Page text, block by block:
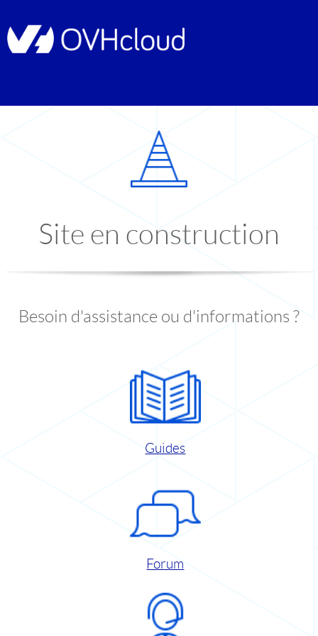
Site en construction
Besoin d'assistance ou d'informations ?
Guides
Forum